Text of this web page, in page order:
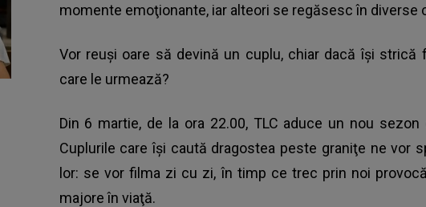
momente emoţionante, iar alteori se regăsesc în diverse
Vor reuşi oare să devină un cuplu, chiar dacă îşi strică
care le urmează?
Din 6 martie, de la ora 22.00, TLC aduce un nou sezon
Cuplurile care îşi caută dragostea peste graniţe ne vor
lor: se vor filma zi cu zi, în timp ce trec prin noi
majore în viaţă.